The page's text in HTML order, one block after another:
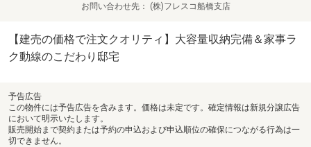
お問い合わせ先 (株)フレスコ船橋支店
【建売の価格で注文クオリティ】大容量収納完備＆家事ラ
ク動線のこだわり邸宅
予告広告
この物件には予告広告を含みます。価格は未定です。確定情報は新規分譲広告
において明示いたします。
販売開始まで契約または予約の申込および申込順位の確保につながる行為は一
切できません。